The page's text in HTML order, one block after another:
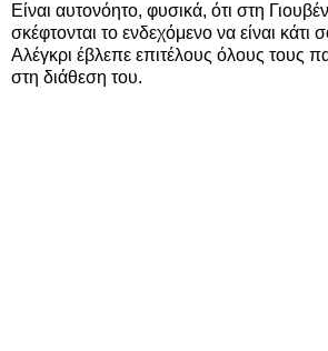
Είναι αυτονόητο, φυσικά, ότι στη
σκέφτονται το ενδεχόμενο να είναι
Αλέγκρι έβλεπε επιτέλους όλους τους
στη διάθεση του.